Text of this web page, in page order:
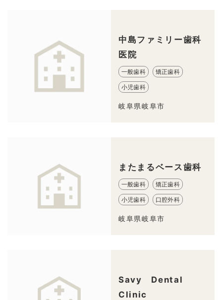
中島ファミリー歯科
医院
一般歯科 矯正歯科
小児歯科
岐阜県岐阜市
またまるベース歯科
一般歯科 矯正歯科
小児歯科 口腔外科
岐阜県岐阜市
Savy Dental
Clinic